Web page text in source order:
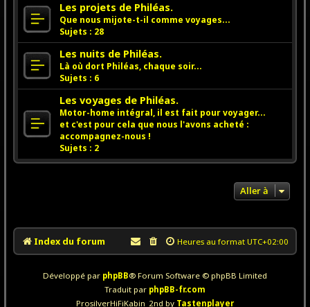
Les projets de Philéas.
Que nous mijote-t-il comme voyages...
Sujets : 28
Les nuits de Philéas.
Là où dort Philéas, chaque soir...
Sujets : 6
Les voyages de Philéas.
Motor-home intégral, il est fait pour voyager...
et c'est pour cela que nous l'avons acheté :
accompagnez-nous !
Sujets : 2
Aller à
Index du forum Heures au format UTC+02:00
Développé par phpBB® Forum Software © phpBB Limited
Traduit par phpBB-fr.com
ProsilverHiFiKabin_2nd by Tastenplayer